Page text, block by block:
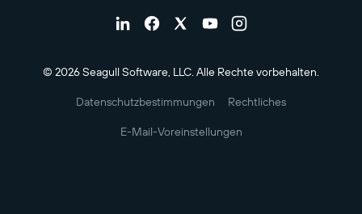
© 2026 Seagull Software, LLC. Alle Rechte vorbehalten.
Datenschutzbestimmungen Rechtliches
E-Mail-Voreinstellungen